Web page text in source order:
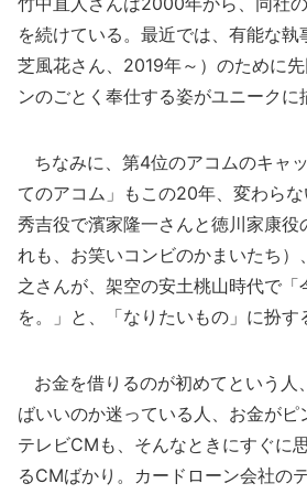
を続けている。最近では、有能な
芝風花さん、2019年～）のために
ンのごとく奉仕する姿がユニークに
ちなみに、第4位のアコムのキャ
てのアコム」もこの20年、変わら
秀吉役で濱家隆一さんと徳川家康役
れも、お笑いコンビのかまいたち）
之さんが、架空の安土桃山時代で「
を。」と、「なりたいもの」に扮す
お金を借りるのが初めてという人
ばいいのか迷っている人、お金がピ
テレビCMも、そんなときにすぐに
るCMばかり。カードローン会社の